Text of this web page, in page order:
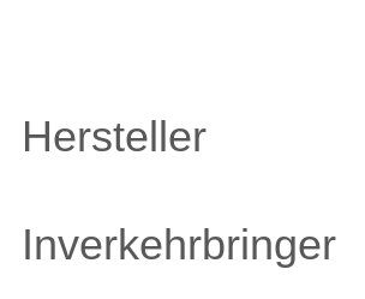
Hersteller
Inverkehrbringer